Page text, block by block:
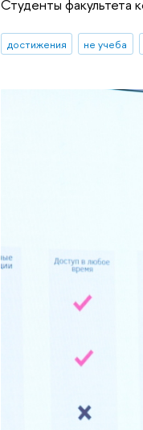
Студенты факультета
достижения не учеба